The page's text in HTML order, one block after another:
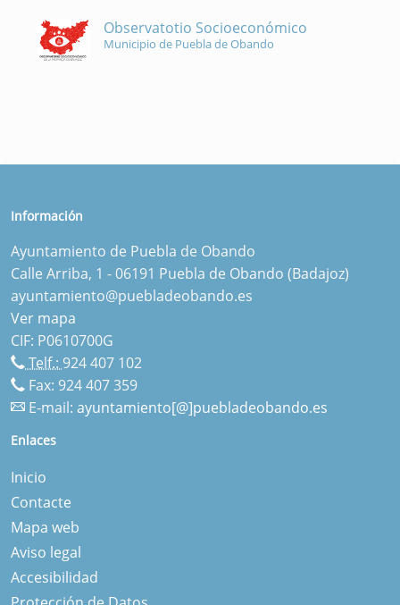
Observatotio Socioeconómico
Municipio de Puebla de Obando
Información
Ayuntamiento de Puebla de Obando
Calle Arriba, 1 - 06191 Puebla de Obando (Badajoz)
ayuntamiento@puebladeobando.es
Ver mapa
CIF: P0610700G
Telf.: 924 407 102
Fax: 924 407 359
E-mail: ayuntamiento[@]puebladeobando.es
Enlaces
Inicio
Contacte
Mapa web
Aviso legal
Accesibilidad